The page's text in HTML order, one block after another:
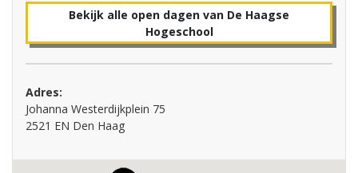
Bekijk alle open dagen van De Haagse
Hogeschool
Adres:
Johanna Westerdijkplein 75
2521 EN Den Haag